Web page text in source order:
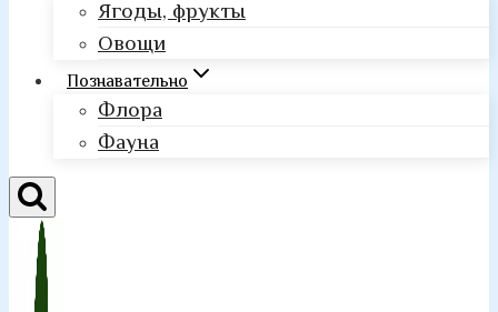
Ягоды, фрукты
Овощи
Познавательно
Флора
Фауна